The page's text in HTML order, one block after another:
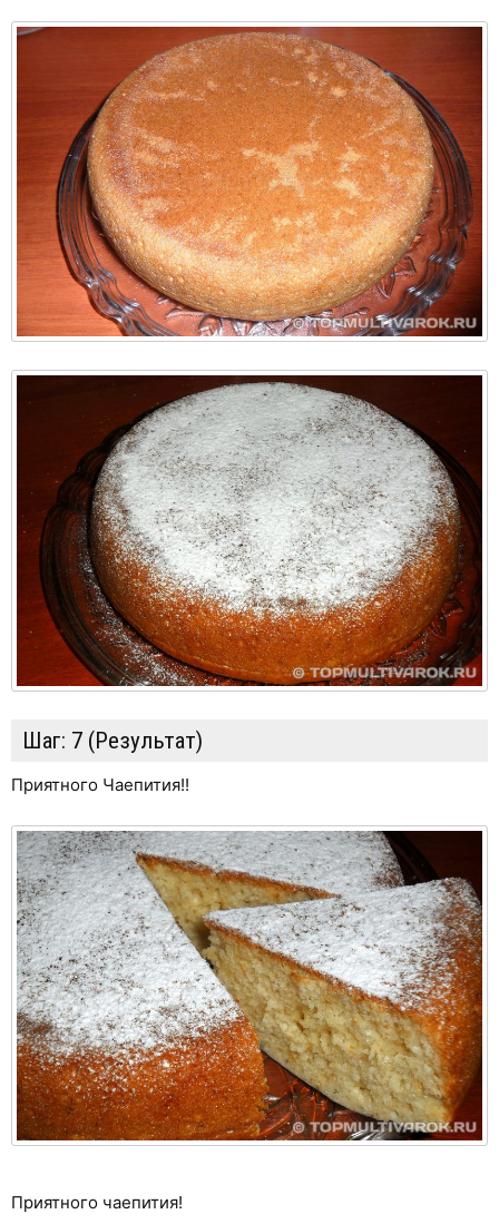
Шаг: 7 (Результат)
Приятного Чаепития!!
Приятного чаепития!